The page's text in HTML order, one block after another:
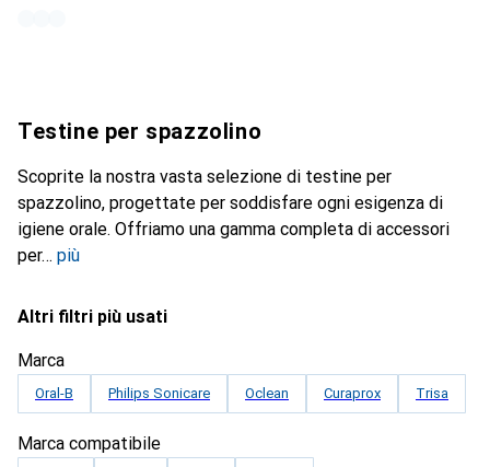
Testine per spazzolino
Scoprite la nostra vasta selezione di testine per
spazzolino, progettate per soddisfare ogni esigenza di
igiene orale. Offriamo una gamma completa di accessori
per
più
Altri filtri più usati
Marca
Oral-B Philips Sonicare Oclean Curaprox Trisa
Marca compatibile